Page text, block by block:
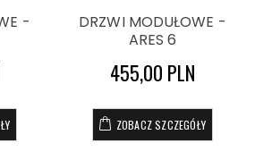
-
DRZWI MODUŁOWE -
ARES 6
455,00 PLN
ZOBACZ SZCZEGÓŁY